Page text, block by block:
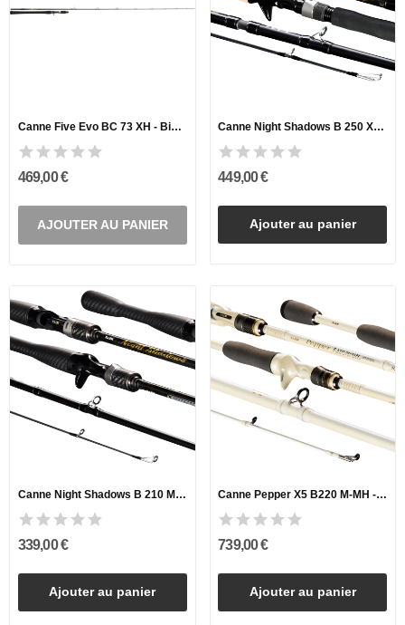
Canne Five Evo BC 73 XH - Big Swim
469,00 €
AJOUTER AU PANIER
Canne Night Shadows B 250 XXH - The Wild Dog
449,00 €
Ajouter au panier
Canne Night Shadows B 210 ML M - Power Finesse
339,00 €
Ajouter au panier
Canne Pepper X5 B220 M-MH - Silver Ops
739,00 €
Ajouter au panier